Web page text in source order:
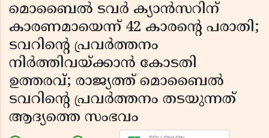
മൊബൈല്‍ ടവര്‍ ക്യാന്‍സറിന്
കാരണമായെന്ന് 42 കാരന്റെ പരാതി;
ടവറിന്റെ പ്രവര്‍ത്തനം
നിര്‍ത്തിവയ്ക്കാന്‍ കോടതി
ഉത്തരവ്; രാജ്യത്ത് മൊബൈൽ
ടവറിന്റെ പ്രവര്‍ത്തനം തടയുന്നത്
ആദ്യത്തെ സംഭവം